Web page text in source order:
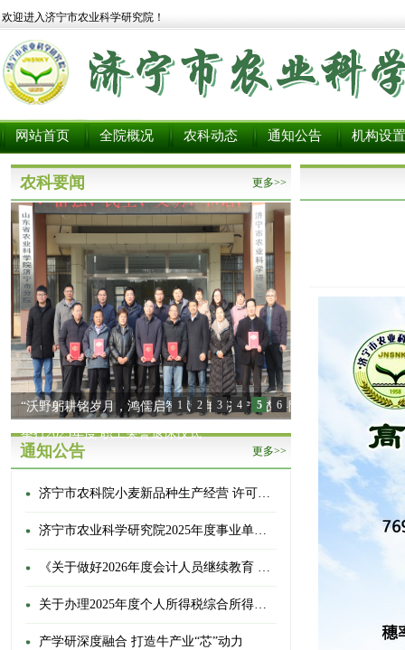
欢迎进入济宁市农业科学研究院！
网站首页 全院概况 农科动态 通知公告 机构设置
农科要闻 更多>>
“沃野躬耕铭岁月，鸿儒启智赋华年” 济宁市农科院
举行2025年度 职工荣誉退休仪式
1 2 3 4 5 6
通知公告 更多>>
济宁市农科院小麦新品种生产经营 许可权转让公告
济宁市农业科学研究院2025年度事业单位登记管理信息公开情况
《关于做好2026年度会计人员继续教育 有关工作的通知》的通知
关于办理2025年度个人所得税综合所得汇算清缴的通知
产学研深度融合 打造牛产业“芯”动力